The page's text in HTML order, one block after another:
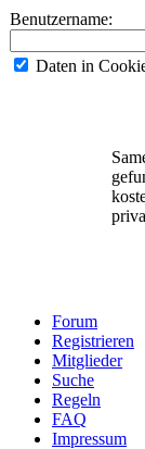
Benutzername:
Daten in
Forum
Registrieren
Mitglieder
Suche
Regeln
FAQ
Impressum